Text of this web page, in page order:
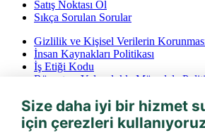
Satış Noktası Ol
Sıkça Sorulan Sorular
Gizlilik ve Kişisel Verilerin
İnsan Kaynakları Politikası
İş Etiği Kodu
Rüşvet ve Yolsuzlukla Mücadele
Bilgi Toplumu Hizmetleri
Tarfin mobil’i indirin
Size daha iyi bir hizmet
için çerezleri